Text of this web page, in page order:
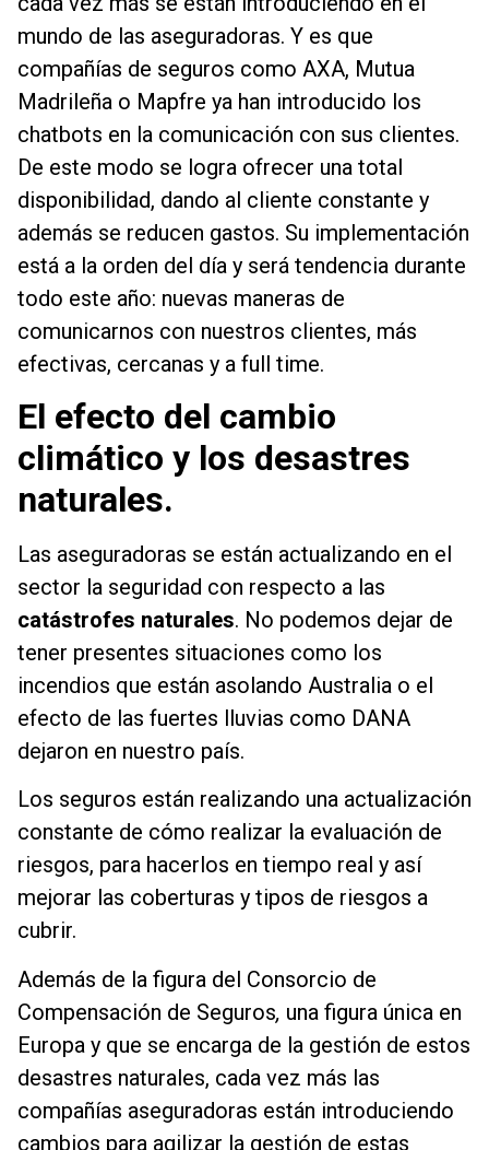
mundo de las aseguradoras. Y es que
compañías de seguros como AXA, Mutua
Madrileña o Mapfre ya han introducido los
chatbots en la comunicación con sus clientes.
De este modo se logra ofrecer una total
disponibilidad, dando al cliente constante y
además se reducen gastos. Su implementación
está a la orden del día y será tendencia durante
todo este año: nuevas maneras de
comunicarnos con nuestros clientes, más
efectivas, cercanas y a full time.
El efecto del cambio
climático y los desastres
naturales.
Las aseguradoras se están actualizando en el
sector la seguridad con respecto a las
catástrofes naturales. No podemos dejar de
tener presentes situaciones como los
incendios que están asolando Australia o el
efecto de las fuertes lluvias como DANA
dejaron en nuestro país.
Los seguros están realizando una actualización
constante de cómo realizar la evaluación de
riesgos, para hacerlos en tiempo real y así
mejorar las coberturas y tipos de riesgos a
cubrir.
Además de la figura del Consorcio de
Compensación de Seguros, una figura única en
Europa y que se encarga de la gestión de estos
desastres naturales, cada vez más las
compañías aseguradoras están introduciendo
cambios para agilizar la gestión de estas